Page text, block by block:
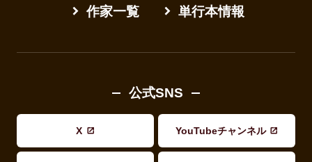
作家一覧 単行本情報
公式SNS
X YouTubeチャンネル